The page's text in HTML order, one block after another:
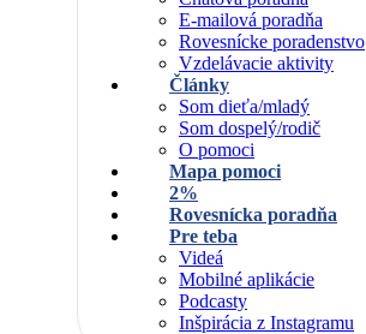
E-mailová poradňa
Rovesnícke poradenstvo
Vzdelávacie aktivity
Články
Som dieťa/mladý
Som dospelý/rodič
O pomoci
Mapa pomoci
2%
Rovesnícka poradňa
Pre teba
Videá
Mobilné aplikácie
Podcasty
Inšpirácia z Instagramu